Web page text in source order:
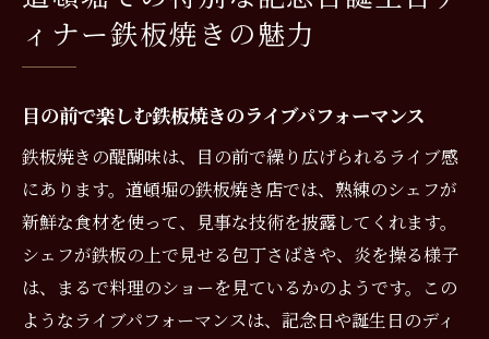
ィナー鉄板焼きの魅力
目の前で楽しむ鉄板焼きのライブパフォーマンス
鉄板焼きの醍醐味は、目の前で繰り広げられるライブ感
にあります。道頓堀の鉄板焼き店では、熟練のシェフが
新鮮な食材を使って、見事な技術を披露してくれます。
シェフが鉄板の上で見せる包丁さばきや、炎を操る様子
は、まるで料理のショーを見ているかのようです。この
ようなライブパフォーマンスは、記念日や誕生日のディ